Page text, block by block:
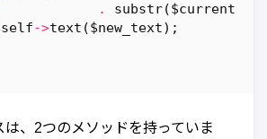
.
substr($current
->text ($new_text);
は、2つのメソッドを持っていま